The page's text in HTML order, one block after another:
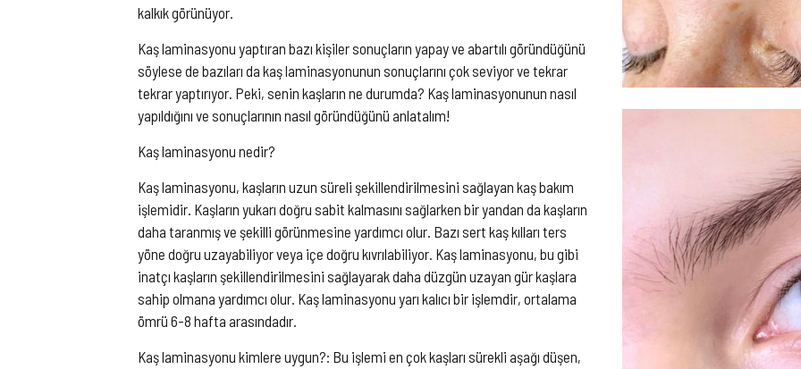
kalkık görünüyor.
Kaş laminasyonu yaptıran bazı kişiler sonuçların yapay ve abartılı göründüğünü
söylese de bazıları da kaş laminasyonunun sonuçlarını çok seviyor ve tekrar
tekrar yaptırıyor. Peki, senin kaşların ne durumda? Kaş laminasyonunun nasıl
yapıldığını ve sonuçlarının nasıl göründüğünü anlatalım!
Kaş laminasyonu nedir?
Kaş laminasyonu, kaşların uzun süreli şekillendirilmesini sağlayan kaş bakım
işlemidir. Kaşların yukarı doğru sabit kalmasını sağlarken bir yandan da kaşların
daha taranmış ve şekilli görünmesine yardımcı olur. Bazı sert kaş kılları ters
yöne doğru uzayabiliyor veya içe doğru kıvrılabiliyor. Kaş laminasyonu, bu gibi
inatçı kaşların şekillendirilmesini sağlayarak daha düzgün uzayan gür kaşlara
sahip olmana yardımcı olur. Kaş laminasyonu yarı kalıcı bir işlemdir, ortalama
ömrü 6-8 hafta arasındadır.
Kaş laminasyonu kimlere uygun?: Bu işlemi en çok kaşları sürekli aşağı düşen,